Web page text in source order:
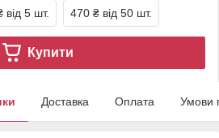
від 5 шт. 470 ₴ від 50 шт.
Купити
Доставка Оплата Умови